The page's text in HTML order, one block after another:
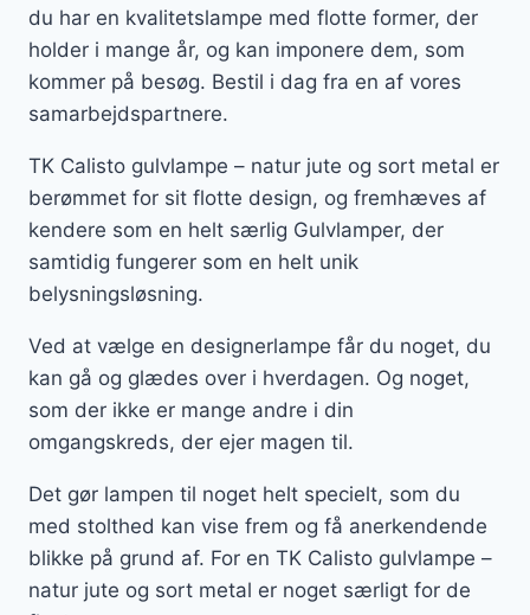
du har en kvalitetslampe med flotte former, der
holder i mange år, og kan imponere dem, som
kommer på besøg. Bestil i dag fra en af vores
samarbejdspartnere.
TK Calisto gulvlampe – natur jute og sort metal er
berømmet for sit flotte design, og fremhæves af
kendere som en helt særlig Gulvlamper, der
samtidig fungerer som en helt unik
belysningsløsning.
Ved at vælge en designerlampe får du noget, du
kan gå og glædes over i hverdagen. Og noget,
som der ikke er mange andre i din
omgangskreds, der ejer magen til.
Det gør lampen til noget helt specielt, som du
med stolthed kan vise frem og få anerkendende
blikke på grund af. For en TK Calisto gulvlampe –
natur jute og sort metal er noget særligt for de